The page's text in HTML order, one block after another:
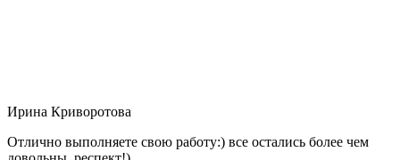
Ирина Криворотова
Отлично выполняете свою работу:) все остались более чем